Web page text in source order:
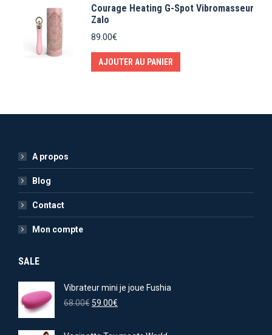
Courage Heating G-Spot Vibromasseur
Zalo
89.00€
AJOUTER AU PANIER
A propos
Blog
Contact
Mon compte
SALE
Vibrateur mini je joue Fushia
68.00€ Le
59.00€